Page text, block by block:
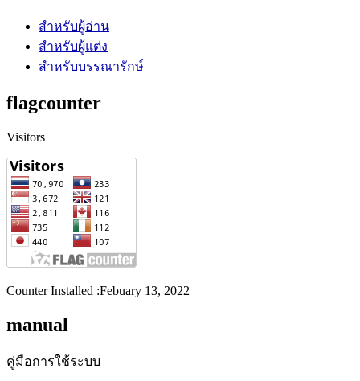
สำหรับผู้อ่าน
สำหรับผู้แต่ง
สำหรับบรรณารักษ์
flagcounter
Visitors
Counter Installed :Febuary 13, 2022
manual
คู่มือการใช้ระบบ